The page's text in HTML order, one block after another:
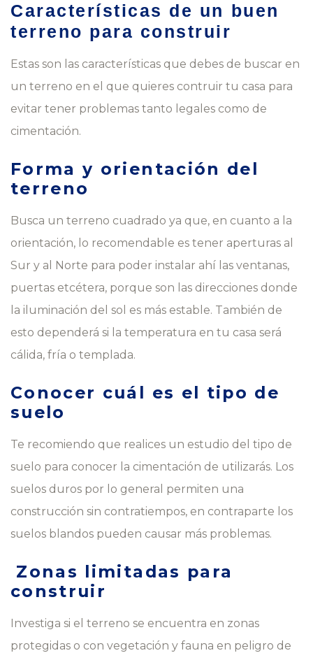
Características de un buen
terreno para construir
Estas son las características que debes de buscar en
un terreno en el que quieres contruir tu casa para
evitar tener problemas tanto legales como de
cimentación.
Forma y orientación del
terreno
Busca un terreno cuadrado ya que, en cuanto a la
orientación, lo recomendable es tener aperturas al
Sur y al Norte para poder instalar ahí las ventanas,
puertas etcétera, porque son las direcciones donde
la iluminación del sol es más estable. También de
esto dependerá si la temperatura en tu casa será
cálida, fría o templada.
Conocer cuál es el tipo de
suelo
Te recomiendo que realices un estudio del tipo de
suelo para conocer la cimentación de utilizarás. Los
suelos duros por lo general permiten una
construcción sin contratiempos, en contraparte los
suelos blandos pueden causar más problemas.
Zonas limitadas para
construir
Investiga si el terreno se encuentra en zonas
protegidas o con vegetación y fauna en peligro de